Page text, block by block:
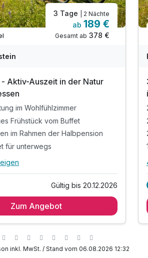
Dezember
3 Tage | 2 Nächte
ab 189 €
Gesamt ab 378 €
Aktiv-Auszeit in der Natur
im Wohlfühlzimmer
Frühstück vom Buffet
im Rahmen der Halbpension
für unterwegs
Frühstück vom Buffet
unserer kleinen Saunalandschaft
Gültig bis 20.12.2026
Zum Angebot
inkl. MwSt. / Stand vom 06.08.2026 12:32